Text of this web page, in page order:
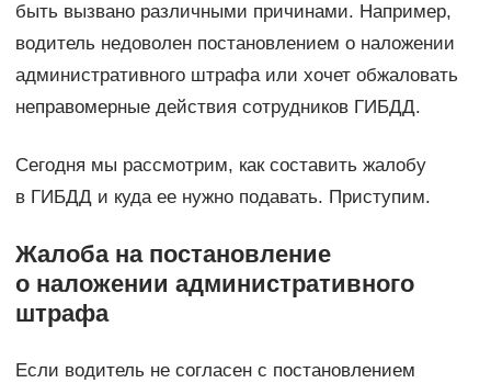
быть вызвано различными причинами. Например,
водитель недоволен постановлением о наложении
административного штрафа или хочет обжаловать
неправомерные действия сотрудников ГИБДД.
Сегодня мы рассмотрим, как составить жалобу
в ГИБДД и куда ее нужно подавать. Приступим.
Жалоба на постановление
о наложении административного
штрафа
Если водитель не согласен с постановлением